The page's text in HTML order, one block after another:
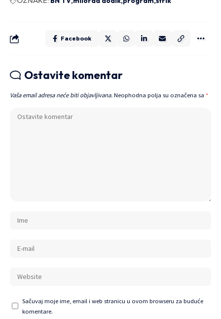
Facebook
Ostavite komentar
Vaša email adresa neće biti objavljivana. Neophodna polja su označena sa *
Sačuvaj moje ime, email i web stranicu u ovom browseru za buduće
komentare.